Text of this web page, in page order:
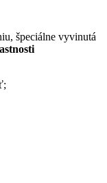
špeciálne vyvinutá